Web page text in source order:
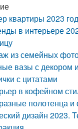
квартиры 2023
в интерьере
из семейных
вазы с декором
с цитатами
в кофейном
полотенца и
дизайн 2023.